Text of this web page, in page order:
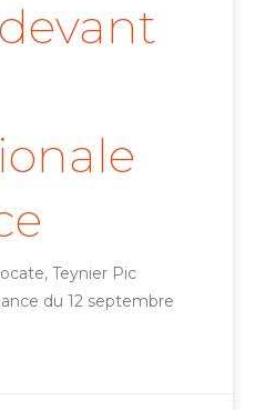
Teynier Pic
du 12 septembre